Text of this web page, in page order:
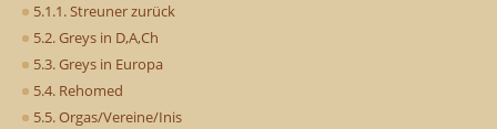
5.1.1. Streuner zurück
5.2. Greys in D,A,Ch
5.3. Greys in Europa
5.4. Rehomed
5.5. Orgas/Vereine/Inis